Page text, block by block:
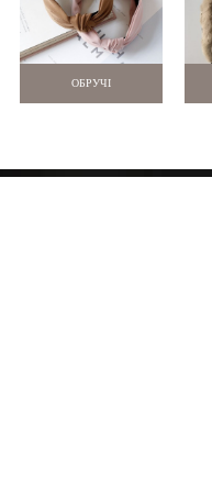
ОБРУЧІ